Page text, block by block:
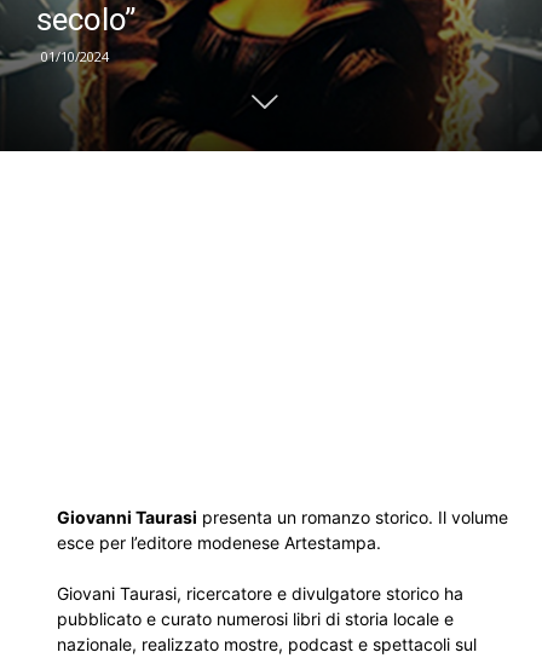
secolo”
01/10/2024
Giovanni Taurasi presenta un romanzo storico. Il volume
esce per l’editore modenese Artestampa.
Giovani Taurasi, ricercatore e divulgatore storico ha
pubblicato e curato numerosi libri di storia locale e
nazionale, realizzato mostre, podcast e spettacoli sul